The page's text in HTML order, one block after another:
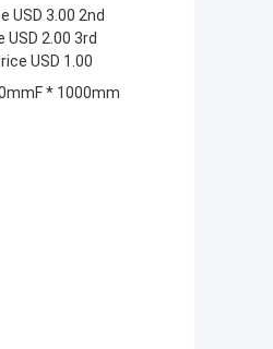
USD 3.00 2nd
2.00 3rd
USD 1.00
* 1000mm